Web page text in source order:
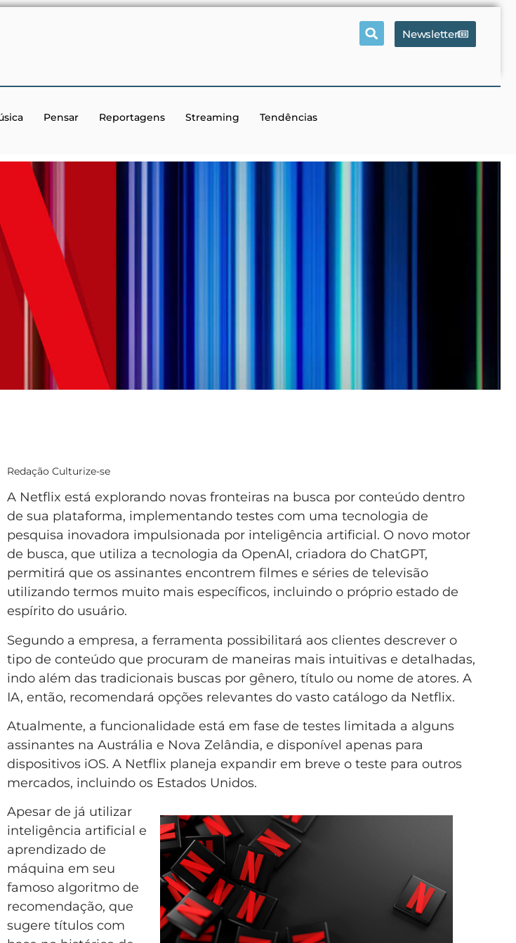
Newsletter
Pensar Reportagens Streaming Tendências
Redação Culturize-se
A Netflix está explorando novas fronteiras na busca por conteúdo dentro
de sua plataforma, implementando testes com uma tecnologia de
pesquisa inovadora impulsionada por inteligência artificial. O novo motor
de busca, que utiliza a tecnologia da OpenAI, criadora do ChatGPT,
permitirá que os assinantes encontrem filmes e séries de televisão
utilizando termos muito mais específicos, incluindo o próprio estado de
espírito do usuário.
Segundo a empresa, a ferramenta possibilitará aos clientes descrever o
tipo de conteúdo que procuram de maneiras mais intuitivas e detalhadas,
indo além das tradicionais buscas por gênero, título ou nome de atores. A
IA, então, recomendará opções relevantes do vasto catálogo da Netflix.
Atualmente, a funcionalidade está em fase de testes limitada a alguns
assinantes na Austrália e Nova Zelândia, e disponível apenas para
dispositivos iOS. A Netflix planeja expandir em breve o teste para outros
mercados, incluindo os Estados Unidos.
Apesar de já utilizar
inteligência artificial e
aprendizado de
máquina em seu
famoso algoritmo de
recomendação, que
sugere títulos com